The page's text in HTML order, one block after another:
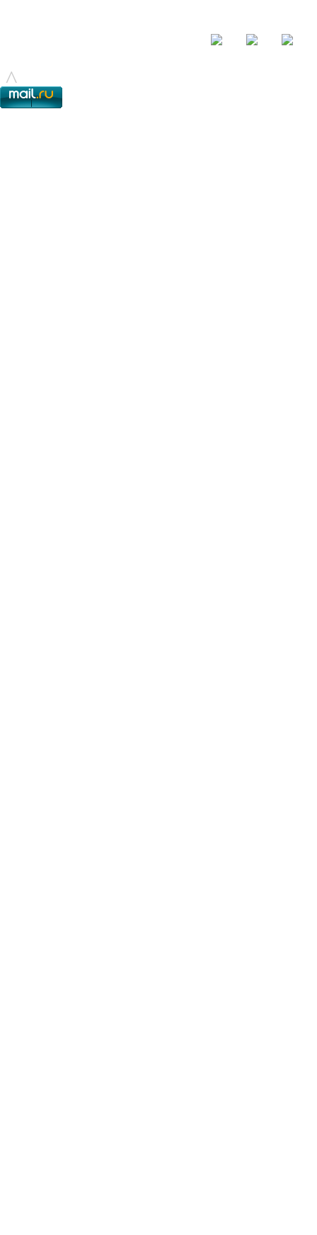
© - 2015-2017 - helix.su - все для вашего сайта |
^